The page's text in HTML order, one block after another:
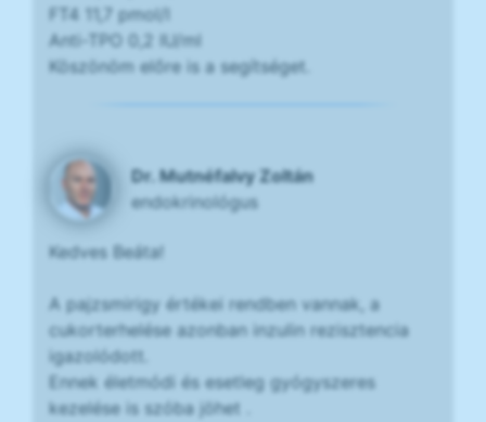
FT4 11,7 pmol/l
Anti-TPO 0,2 IU/ml
Köszönöm előre is a segítséget.
Dr. Mutnéfalvy Zoltán
endokrinológus
Kedves Beáta!
A pajzsmirigy értékei rendben vannak, a
cukorterhelése azonban inzulin rezisztencia
igazolódott.
Ennek életmódi és esetleg gyógyszeres
kezelése is szóba jöhet .